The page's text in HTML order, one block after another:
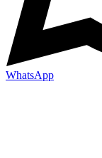
WhatsApp